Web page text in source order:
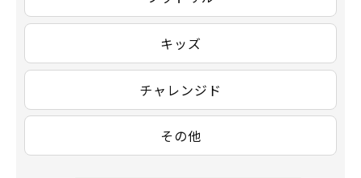
キッズ
チャレンジド
その他